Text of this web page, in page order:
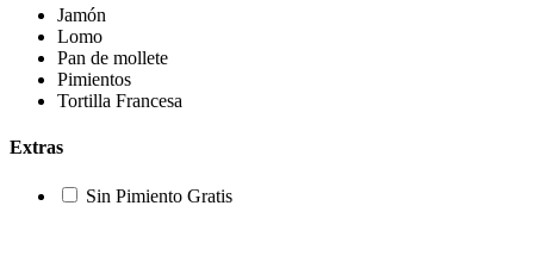
Jamón
Lomo
Pan de mollete
Pimientos
Tortilla Francesa
Extras
Sin Pimiento Gratis